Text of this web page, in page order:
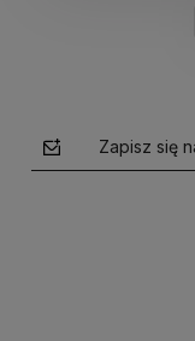
Zapisz się